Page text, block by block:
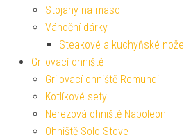
Stojany na maso
Vánoční dárky
Steakové a kuchyňské nože
Grilovací ohniště
Grilovací ohniště Remundi
Kotlíkové sety
Nerezová ohniště Napoleon
Ohniště Solo Stove